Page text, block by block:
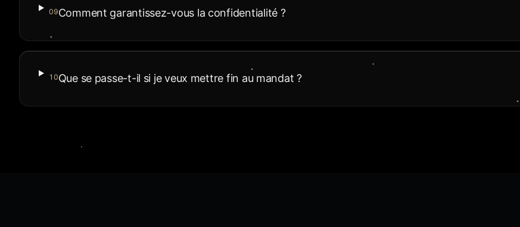
09Comment garantissez-vous la confidentialité ?
10Que se passe-t-il si je veux mettre fin au mandat ?